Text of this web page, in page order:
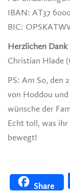
IBAN: AT37
BIC:
Herzlichen
Christian Hlade
PS: Am So, den
von Hoddou
wünsche der
Echt toll, was
bewegt!
Share